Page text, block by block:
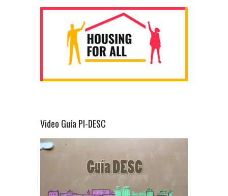
Video Guía PI-DESC